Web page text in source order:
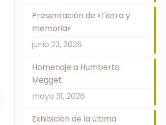
Presentación de «Tierra y
memoria»
junio 23, 2026
Homenaje a Humberto
Megget
mayo 31, 2026
Exhibición de la última